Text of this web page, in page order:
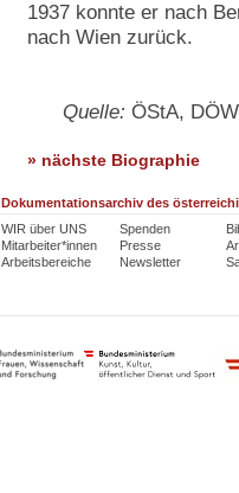
1937 konnte er nach
nach Wien zurück.
Quelle: ÖStA,
» nächste Biographie
Dokumentationsarchiv des
WIR über UNS
Mitarbeiter*innen
Arbeitsbereiche
Spenden
Presse
Newsletter